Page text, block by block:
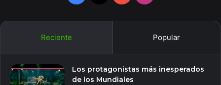
Reciente Popular
Los protagonistas más inesperados
de los Mundiales